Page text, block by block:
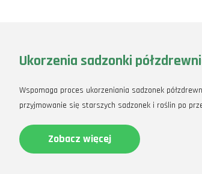
Ukorzenia sadzonki
Wspomaga proces ukorzeniania sadzonek
przyjmowanie się starszych sadzonek i roślin po
Zobacz więcej